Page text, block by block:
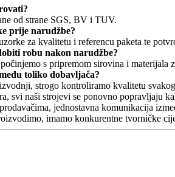
od strane SGS, BV i TUV.
prije narudžbe?
za kvalitetu i referencu paketa te
robu nakon narudžbe?
s pripremom sirovina i materijala
toliko dobavljača?
strogo kontroliramo kvalitetu
svi naši strojevi se ponovno popravljaju
jednostavna komunikacija
imamo konkurentne tvorničke